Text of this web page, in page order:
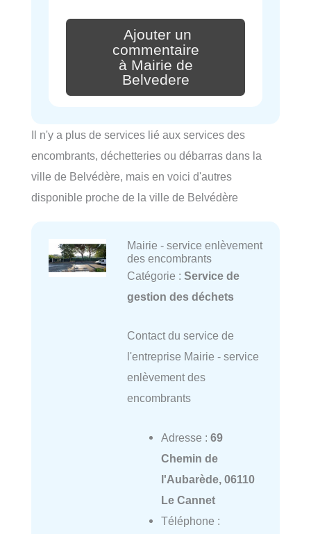
Ajouter un
commentaire
à Mairie de
Belvedere
Il n'y a plus de services lié aux services des
encombrants, déchetteries ou débarras dans la
ville de Belvédère, mais en voici d'autres
disponible proche de la ville de Belvédère
Mairie - service enlèvement
des encombrants
Catégorie : Service de
gestion des déchets
Contact du service de
l'entreprise Mairie - service
enlèvement des
encombrants
Adresse : 69
Chemin de
l'Aubarède, 06110
Le Cannet
Téléphone :